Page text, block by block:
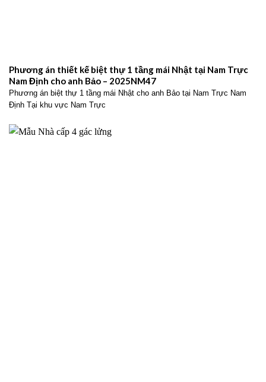
Phương án thiết kế biệt thự 1 tầng mái Nhật tại Nam Trực
Nam Định cho anh Bảo – 2025NM47
Phương án biệt thự 1 tầng mái Nhật cho anh Bảo tại Nam Trực Nam
Định Tại khu vực Nam Trực